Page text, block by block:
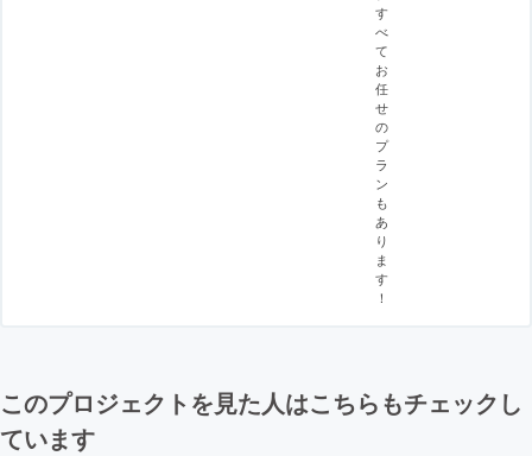
す
べ
て
お
任
せ
の
プ
ラ
ン
も
あ
り
ま
す
！
このプロジェクトを見た人はこちらもチェックし
ています